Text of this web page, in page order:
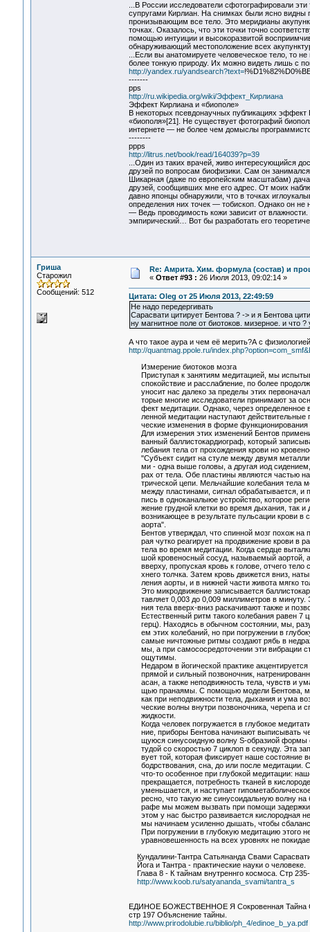
...В России исследователи сфотографировали
супругами Кирлиан. На снимках были ясно
пронизывающим все тело. Это меридианы
точках. Оказалось, что эти точки точно
помощью интуиции и высокоразвитой
обнаруживающий местоположение всех
...Если вы анатомируете человеческое тело, то
более тонкую природу. Их можно видеть лишь с
http://yandex.ru/yandsearch?text=
-------
pps
http://ru.wikipedia.org/wiki/Эффект_Кирлиана
Эффект Кирлиана и «биополе»
В некоторых псевдонаучных публикациях
«биополя»[21]. Не существует фотографий
интернете — не более чем домыслы
--------
ppps
http://litrus.net/book/read/164039?p=39
...Один из таких врачей, живо интересующийся
друзей по вопросам биофизики. Сам он
Шикарная (даже по европейским масштабам)
друзей, сообщивших мне его адрес. От моих
давно японцы обнаружили, что в точках
определения них точек — тобископ. Однако он
— Ведь проводимость кожи зависит от
эмпирический… Вот бы разработать его
Гриша
Старожил
Сообщений: 512
Re: Амрита. Хим. формула (состав) и
« Ответ #93 : 26 Июля 2013, 09:02:14 »
Цитата: Oleg от 25 Июля 2013, 22:49:59
Не надо передергивать
Сарасвати цитирует Бентова ? -> и я Бентова
ну магнитное поле от биотоков. мизерное. и что
А что такое аура и чем её мерить?А с
http://quantmag.ppole.ru/
Измерение биотоков мозга
Приступая к занятиям медитацией, мы
спокойствие и расслабление, по более
уносит нас далеко за пределы этих
торые многие исследователи принимают за
фект медитации. Однако, через определенное
ленной медитации наступают действительные
ческие изменения в форме функционирования
Для измерения этих изменений Бентов
ванный баллистокардиограф, который
лебания тела от прохождения крови но
"Субъект сидит на стуле между двумя
ми - одна выше головы, а другая иод сидением,
рах от тела. Обе пластины являются частью
трической цепи. Мельчайшие колебания тела
между пластинами, сигнал обрабатывается, и
пись в одноканалыюе устройство, которое
жение грудной клетки во время дыхания, так и
возникающее в результате пульсации крови в
аорта".
Бентов утверждал, что спинной мозг похож на
рая чутко реагирует на продвижение крови в
тела во время медитации. Когда сердце
шой кровеносный сосуд, называемый аортой,
вверху, пропуская кровь к голове, отчего тело
хнего толчка. Затем кровь движется вниз,
ления аорты, и в нижней части живота мягко
Это микродвижение записывается
тавляет 0,003 до 0,009 миллиметров в минуту.
ния тела вверх-вниз раскачивают также и
Естественный ритм такого колебания равен 7
герц). Находясь в обычном состоянии, мы,
ем этих колебаний, но при погружении в
самые ничтожные ритмы создают рябь в
мы, а при самососредоточении эти вибрации
ощутимы.
Недаром в йогической практике акцентируется
прямой и сильный позвоночник,
асан, а также неподвижность тела, чувств и
щью пранаямы. С помощью модели Бентова,
как при неподвижности тела, дыхания и ума
ческие волны внутри позвоночника, черепа и
жидкости.
Когда человек погружается в глубокое
ние, приборы Бентова начинают выписывать
щуюся синусоидную волну S-образиой формы
тудой со скоростью 7 циклоп в секунду. Эта
вует той, которая фиксирует наше состояние
бодрствования, сна, до или после медитации.
что-то особенное при глубокой медитации:
прекращается, потребность тканей в
уменьшается, и наступает
ресно, что такую же синусоидальную волну на
рафе мы можем вызвать при помощи задержки
этом у нас быстро развивается кислородная
мы начинаем усиленно дышать, чтобы
При погружении в глубокую медитацию этого
уравновешенность на всех уровнях не
Кундалини-Тантра Сатьянанда Свами
Йога и Тантра - практические науки о человеке.
Глава 8 - К тайнам внутреннго космоса. Стр
http://www.koob.ru/satyananda_svami/tantra_s
ЕДИНОЕ БОЖЕСТВЕННОЕ Я Сокровенная Тайна
стр 197 Объяснение тайны.
http://www.prirodolubie.ru/biblio/ph_4/edinoe_b_ya.pdf